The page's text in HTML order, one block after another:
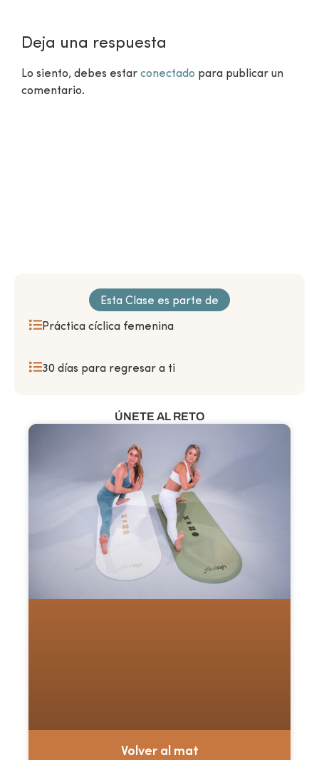
Deja una respuesta
Lo siento, debes estar conectado para publicar un
comentario.
Esta Clase es parte de
Práctica cíclica femenina
30 días para regresar a ti
ÚNETE AL RETO
Volver al mat